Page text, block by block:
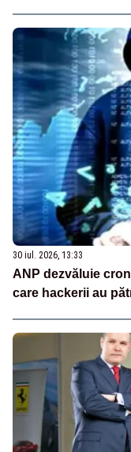
30 iul. 2026, 13:33
ANP dezvăluie
care hackerii au